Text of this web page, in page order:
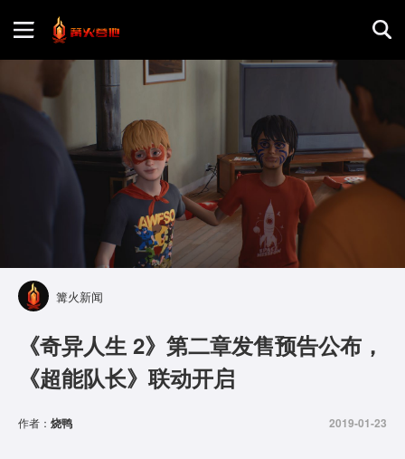
篝火新闻
《奇异人生 2》第二章发售预告公布，
《超能队长》联动开启
作者： 烧鸭 2019-01-23